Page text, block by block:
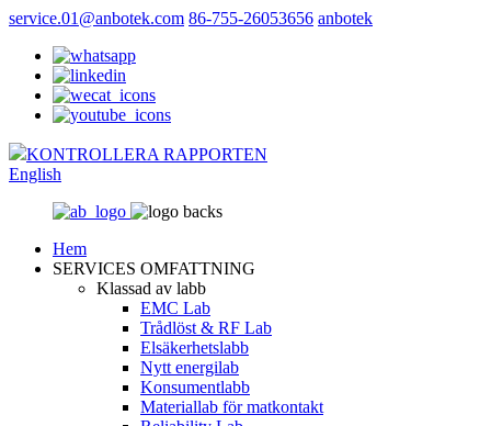
service.01@anbotek.com 86-755-26053656 anbotek
KONTROLLERA RAPPORTEN
English
Hem
SERVICES OMFATTNING
Klassad av labb
EMC Lab
Trådlöst & RF Lab
Elsäkerhetslabb
Nytt energilab
Konsumentlabb
Materiallab för matkontakt